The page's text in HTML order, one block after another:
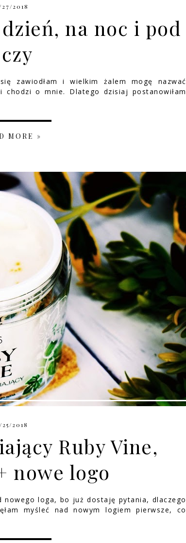
2018
na noc i pod
zawiodłam i wielkim żalem mogę nazwać
chodzi o mnie. Dlatego dzisiaj postanowiłam
MORE »
2018
Ruby Vine,
nowe logo
nowego loga, bo już dostaję pytania, dlaczego
myśleć nad nowym logiem pierwsze, co